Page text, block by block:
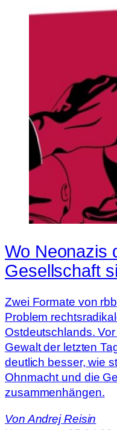
Wo Neonazis
Gesellschaft
Zwei Formate von
Problem
Ostdeutschlands.
Gewalt der letzten
deutlich besser, wie
Ohnmacht und die
zusammenhängen.
Von Andrej Reisin